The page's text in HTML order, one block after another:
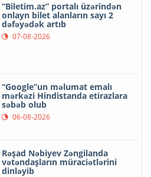
“Biletim.az” portalı üzərindən
onlayn bilet alanların sayı 2
dəfəyədək artıb
07-08-2026
“Google”un məlumat emalı
mərkəzi Hindistanda etirazlara
səbəb olub
06-08-2026
Rəşad Nəbiyev Zəngilanda
vətəndaşların müraciətlərini
dinləyib